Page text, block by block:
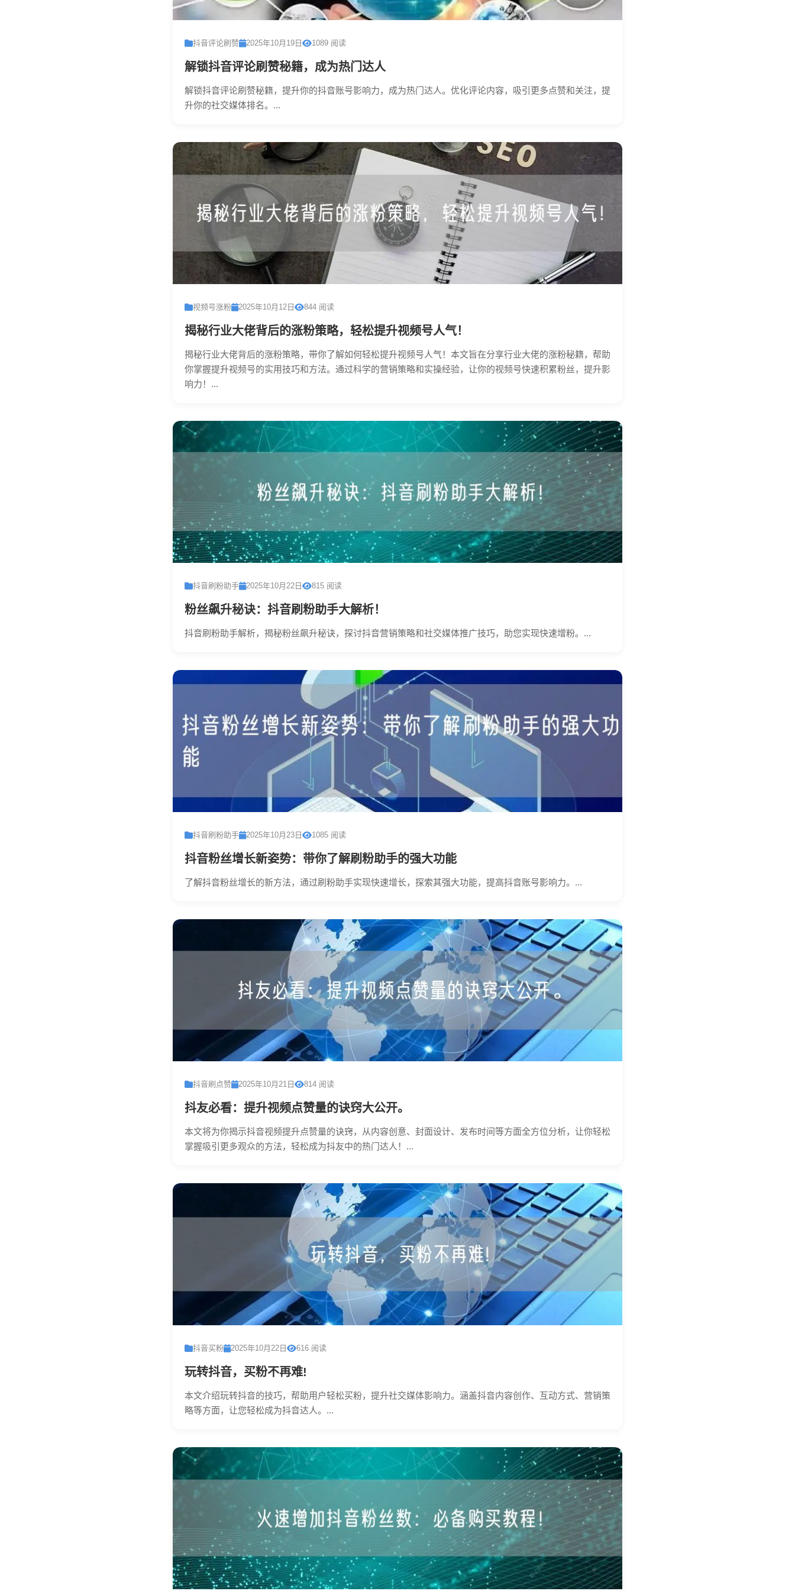
抖音评论刷赞 2025年10月19日 1089 阅读
解锁抖音评论刷赞秘籍，成为热门达人
解锁抖音评论刷赞秘籍，提升你的抖音账号影响力，成为热门达人。优化评论内容，吸引更多点赞和关注，提
升你的社交媒体排名。...
视频号涨粉 2025年10月12日 844 阅读
揭秘行业大佬背后的涨粉策略，轻松提升视频号人气！
揭秘行业大佬背后的涨粉策略，带你了解如何轻松提升视频号人气！本文旨在分享行业大佬的涨粉秘籍，帮助
你掌握提升视频号的实用技巧和方法。通过科学的营销策略和实操经验，让你的视频号快速积累粉丝，提升影
响力！...
抖音刷粉助手 2025年10月22日 815 阅读
粉丝飙升秘诀：抖音刷粉助手大解析！
抖音刷粉助手解析，揭秘粉丝飙升秘诀，探讨抖音营销策略和社交媒体推广技巧，助您实现快速增粉。...
抖音刷粉助手 2025年10月23日 1085 阅读
抖音粉丝增长新姿势：带你了解刷粉助手的强大功能
了解抖音粉丝增长的新方法，通过刷粉助手实现快速增长，探索其强大功能，提高抖音账号影响力。...
抖音刷点赞 2025年10月21日 814 阅读
抖友必看：提升视频点赞量的诀窍大公开。
本文将为你揭示抖音视频提升点赞量的诀窍，从内容创意、封面设计、发布时间等方面全方位分析，让你轻松
掌握吸引更多观众的方法，轻松成为抖友中的热门达人！...
抖音买粉 2025年10月22日 616 阅读
玩转抖音，买粉不再难!
本文介绍玩转抖音的技巧，帮助用户轻松买粉，提升社交媒体影响力。涵盖抖音内容创作、互动方式、营销策
略等方面，让您轻松成为抖音达人。...